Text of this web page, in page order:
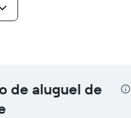
de aluguel de